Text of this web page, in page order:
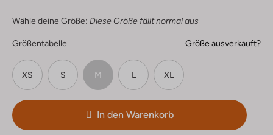
Wähle deine Größe: Diese Größe fällt normal aus
Größentabelle Größe ausverkauft?
XS S M L XL
In den Warenkorb